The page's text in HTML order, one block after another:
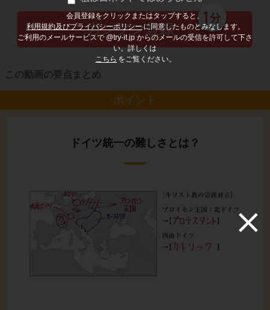
会員登録をクリックまたはタップすると、
利用規約及びプライバシーポリシー に同意したものとみなします。
ご利用のメールサービスで @try-it.jp からのメールの受信を許可して下さ
い。詳しくは
こちら をご覧ください。
この動画の要点まとめ
ポイント
ドイツ統一の難しさとは？